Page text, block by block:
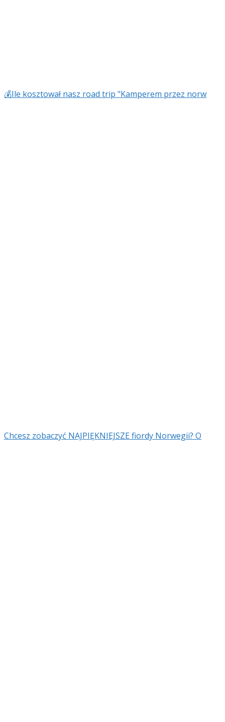
💰Ile kosztował nasz road trip "Kamperem przez norw
Chcesz zobaczyć NAJPIĘKNIEJSZE fiordy Norwegii? O